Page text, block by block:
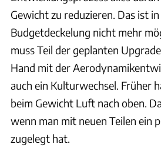
Gewicht zu reduzieren. Das ist
Budgetdeckelung nicht mehr
muss Teil der geplanten
Hand mit der
auch ein Kulturwechsel. Früher
beim Gewicht Luft nach oben.
wenn man mit neuen Teilen ein
zugelegt hat.